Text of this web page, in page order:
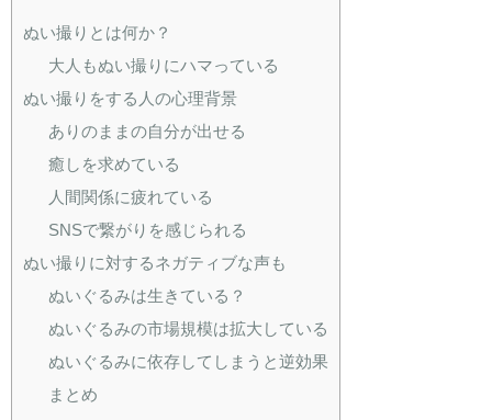
ぬい撮りとは何か？
大人もぬい撮りにハマっている
ぬい撮りをする人の心理背景
ありのままの自分が出せる
癒しを求めている
人間関係に疲れている
SNSで繋がりを感じられる
ぬい撮りに対するネガティブな声も
ぬいぐるみは生きている？
ぬいぐるみの市場規模は拡大している
ぬいぐるみに依存してしまうと逆効果
まとめ